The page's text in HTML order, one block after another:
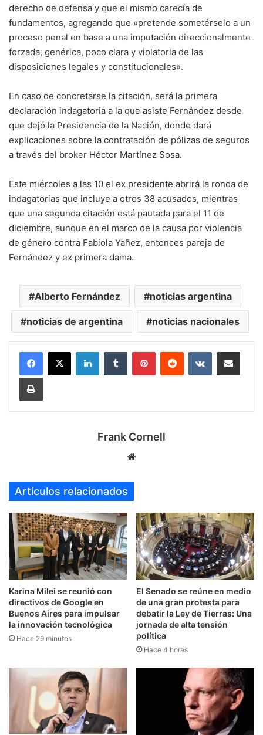
derecho de defensa y que el mismo carecía de
fundamentos, agregando que «pretende sometérselo a un
proceso penal en base a una imputación direccionalmente
forzada, genérica, poco clara y violatoria de las
disposiciones legales y constitucionales».
En caso de concretarse la citación, será la primera
declaración indagatoria a la que asiste Fernández desde
que dejó la Presidencia de la Nación, donde dará
explicaciones sobre la contratación de pólizas de seguros
a través del broker Héctor Martínez Sosa.
Este miércoles a las 10 el ex presidente abrirá la ronda de
indagatorias que incluye a otros 38 acusados, mientras
que una segunda citación está pautada para el 11 de
diciembre, aunque en el marco de la causa por violencia
de género contra Fabiola Yañez, entonces pareja de
Fernández y ex primera dama.
Alberto Fernández noticias argentina
noticias de argentina noticias nacionales
LinkedInTumblr PinterestReddit VKontakteCompartir por mail
Imprimir
Frank Cornell
Artículos relacionados
Karina Milei se reunió con
directivos de Google en
Buenos Aires para impulsar
la innovación tecnológica
Hace 29 minutos
El Senado se reúne en medio
de una gran protesta para
debatir la Ley de Tierras: Una
jornada de alta tensión
política
Hace 4 horas